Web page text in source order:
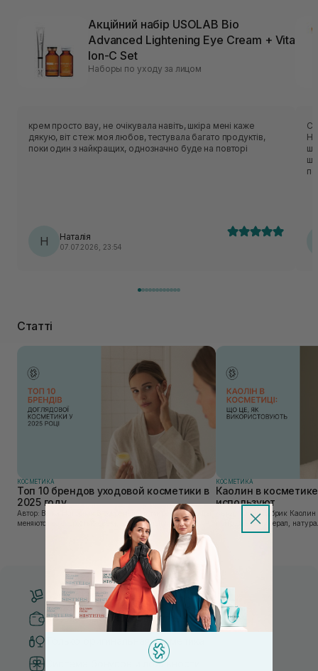
Акційний набір USOLAB Bio
Advanced Lightening Eye Cream + Vita
Ion-C Set
Наборы по уходу за лицом
крем просто вау, не очікувала навіть, шкіра мені каже
дякую, віт с теж моя любов, тестувала багато продуктів,
поки один з найкращих, однозначно буде на повторі
Н Наталія
07.07.2026, 23:54
Статті
КОСМЕТИКА
Топ 10 брендов уходовой косметики в
2025 году
Автор: Вика Нагорная В современном мире, где тренды
меняются со скоростью света, а рынок популярной
косметики переполнен новыми предложениями, выбор
средства для ухода становится настоящим вызовом....
КОСМЕТИКА
Каолин в
используют
Автор: Юлия Цебрик Каолин в косметологии – это
природный минерал,
имеет множество
Бесплатная доставка от 3000 UAH
Безопасные способы оплаты
Только оригинальная косметика
Система бонусов и лояльности